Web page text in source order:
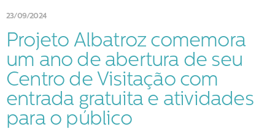
23/09/2024
Projeto Albatroz comemora
um ano de abertura de seu
Centro de Visitação com
entrada gratuita e atividades
para o público